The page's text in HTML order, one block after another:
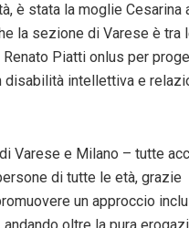
è stata la moglie Cesarina
la sezione di Varese è tra
Piatti onlus per
intellettiva e
Varese e Milano – tutte
di tutte le età, grazie
un approccio